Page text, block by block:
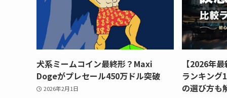
犬系ミームコイン最終形？Maxi
Dogeがプレセール450万ドル突破
2026年2月1日
【2026年
ランキング
の選び方も